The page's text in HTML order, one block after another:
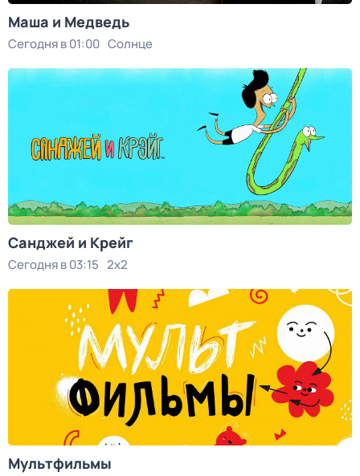
Маша и Медведь
Сегодня в 01:00 Солнце
Санджей и Крейг
Сегодня в 03:15 2x2
Мультфильмы